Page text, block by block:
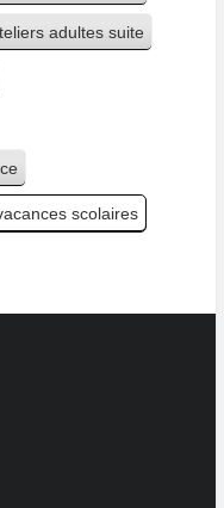
adultes suite
scolaires